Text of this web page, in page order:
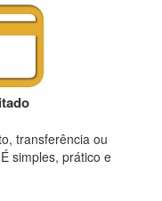
transferência ou
simples, prático e